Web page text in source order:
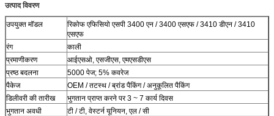
उत्पाद विवरण
उपयुक्त मॉडल
रिकोफ एफिसियो एसपी 3400 एन / 3400 एसएफ / 3410 डीएन / 3410
एसएफ
रंग
काली
प्रमाणीकरण
आईएसओ, एसजीएस, एमएसडीएस
प्रष्ठ बदलना
5000 पेज; 5% कवरेज
पैकेज
OEM / तटस्थ / ब्रांड पैकिंग / अनुकूलित पैकिंग
डिलीवरी की तारीख
भुगतान प्राप्त करने पर 3 ~ 7 कार्य दिवस
भुगतान अवधी
टी / टी, वेस्टर्न यूनियन, एल / सी